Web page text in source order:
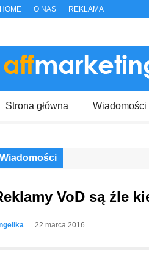
HOME O NAS REKLAMA
Strona główna Wiadomości
Wiadomości
VoD są źle
22 marca 2016